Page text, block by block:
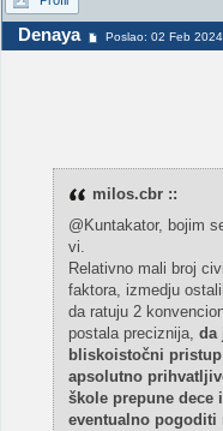
Denaya Poslao: 02 Feb
milos.cbr ::
@Kuntakator, bojim
vi.
Relativno mali broj
faktora, izmedju
da ratuju 2
postala preciznija, da
bliskoistočni
apsolutno
škole prepune dece
eventualno pogoditi